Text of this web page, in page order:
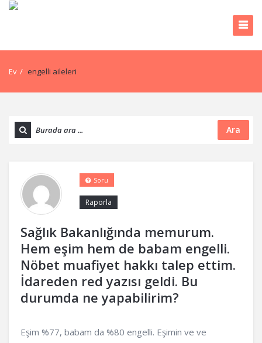
Ev / engelli aileleri
Ara
Sağlık Bakanlığında memurum.
Hem eşim hem de babam engelli.
Nöbet muafiyet hakkı talep ettim.
İdareden red yazısı geldi. Bu
durumda ne yapabilirim?
Raporla
Soru
Eşim %77, babam da %80 engelli. Eşimin ve ve